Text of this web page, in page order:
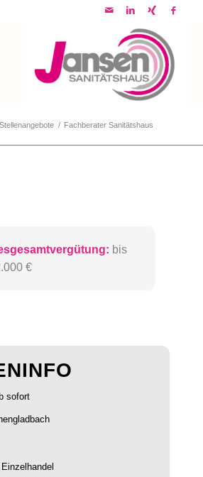
Stellenangebote / Fachberater Sanitätshaus
bis
€
sofort